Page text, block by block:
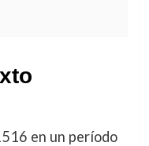
en un período